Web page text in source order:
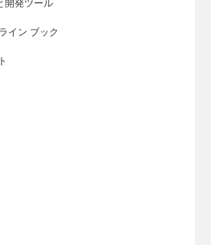
イン ブック